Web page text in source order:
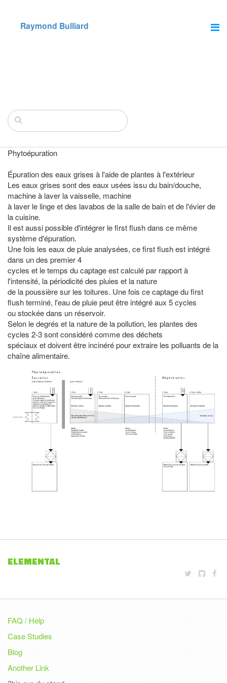
Raymond Bulliard
Phytoépuration
Épuration des eaux grises à l'aide de plantes à l'extérieur
Les eaux grises sont des eaux usées issu du bain/douche,
machine à laver la vaisselle, machine
à laver le linge et des lavabos de la salle de bain et de l'évier de
la cuisine.
Il est aussi possible d'intégrer lefirstflush dans ce même
système d'épuration.
Une fois les eaux de pluie analysées, cefirstflush est intégré
dans un des premier 4
cycles et le temps du captage est calculé par rapport à
l'intensité, la périodicité des pluies et la nature
de la poussière sur les toitures. Une fois ce captage dufirst
flush terminé, l'eau de pluie peut être intégréaux 5 cycles
oustockée dans un réservoir.
Selon ledegrés et la nature de la pollution, les plantes des
cycles 2-3 sont considéré comme des déchets
spéciaux et doivent être incinéré pour extraire les polluants de la
chaîne alimentaire.
ELEMENTAL
FAQ / Help
Case Studies
Blog
Another Link